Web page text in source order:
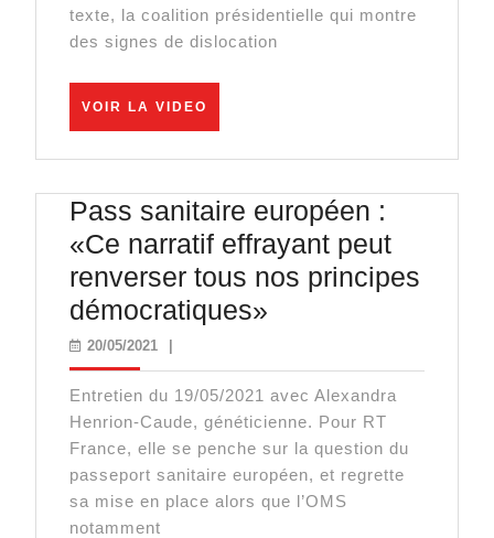
voici
pourquoi
texte, la coalition présidentielle qui montre
des signes de dislocation
VOIR LA VIDEO
Pass sanitaire européen :
«Ce narratif effrayant peut
renverser tous nos principes
démocratiques»
européen
:
«Ce
narratif
effrayant
20/05/2021 20/05/2021
Entretien du 19/05/2021 avec Alexandra
Henrion-Caude, généticienne. Pour RT
France, elle se penche sur la question du
passeport sanitaire européen, et regrette
sa mise en place alors que l’OMS
notamment